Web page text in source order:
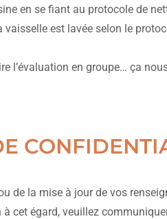
en se fiant au protocole de
vaisselle est lavée selon le
l’évaluation en groupe… ça
de la mise à jour de vos
cet égard, veuillez